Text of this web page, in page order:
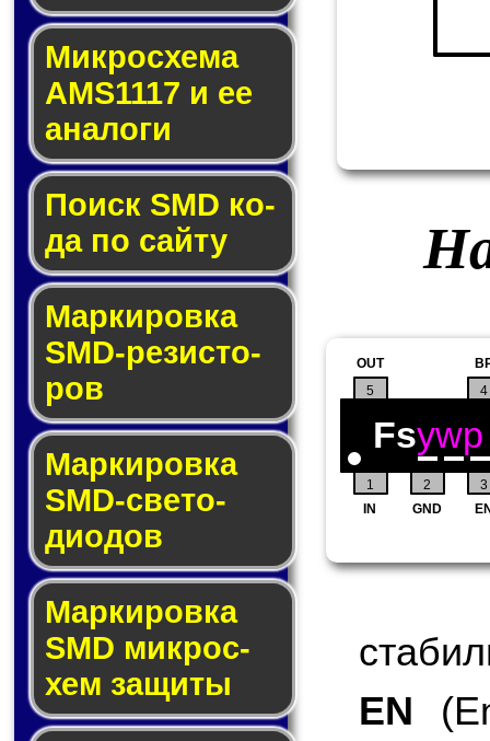
Микросхема
AMS1117 и ее
ана­ло­ги
Поиск SMD ко­
да по сай­ту
Маркировка
SMD-ре­зис­то­
ров
Маркировка
SMD-све­то­
дио­дов
Мар­ки­ров­ка
SMD мик­рос­
хем защиты
1 2 3
4
IN GND
5
OUT
Fsywp
EN